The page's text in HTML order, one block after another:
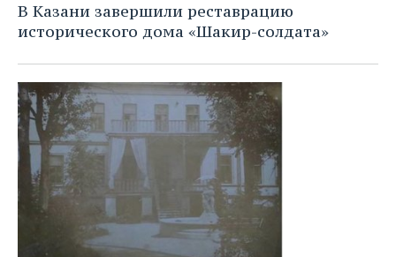
В Казани завершили реставрацию
исторического дома «Шакир-солдата»